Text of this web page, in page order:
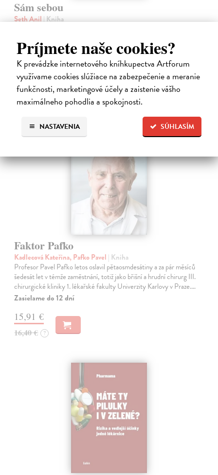
Príjmete naše cookies?
K prevádzke internetového kníhkupectva Artforum
využívame cookies slúžiace na zabezpečenie a meranie
funkčnosti, marketingové účely a zaistenie vášho
maximálneho pohodlia a spokojnosti.
SÚHLASÍM
NASTAVENIA
Sám sebou
Seth Anil| Kniha
zkušenosti.
Na sklade
21,47 €
22,60 € ?
Faktor Pafko
Kadlecová Kateřina, Pafko Pavel | Kniha
Profesor Pavel Pafko letos oslavil pětaosmdesátiny a za pár měsíců
šedesát let v témže zaměstnání, totiž jako břišní a hrudní chirurg III.
chirurgické kliniky 1. lékařské fakulty Univerzity Karlovy v Praze.…
Zasielame do 12 dní
15,91 €
16,40 € ?